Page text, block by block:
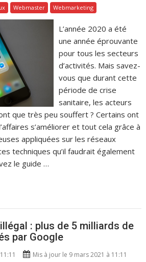
Webmaster Webmarketing
L’année 2020 a été
une année éprouvante
pour tous les secteurs
d’activités. Mais savez-
vous que durant cette
période de crise
sanitaire, les acteurs
que très peu souffert ? Certains ont
s’améliorer et tout cela grâce à
appliquées sur les réseaux
techniques qu’il faudrait également
le guide …
: plus de 5 milliards de
par Google
Mis à jour le 9 mars 2021 à 11:11